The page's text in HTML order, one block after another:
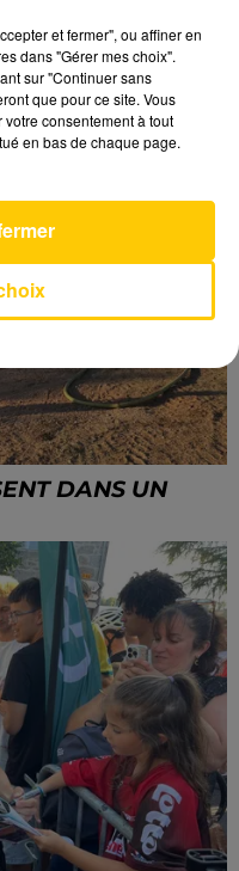
DANS UN
et fermer", ou affiner en
dans "Gérer mes choix".
sur "Continuer sans
que pour ce site. Vous
consentement à tout
en bas de chaque page.